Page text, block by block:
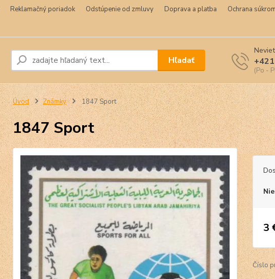
Reklamačný poriadok Odstúpenie od zmluvy Doprava a platba
Ochrana
Hľadať
(Po -
Úvod Známky 1847 Sport
1847 Sport
3
Číslo